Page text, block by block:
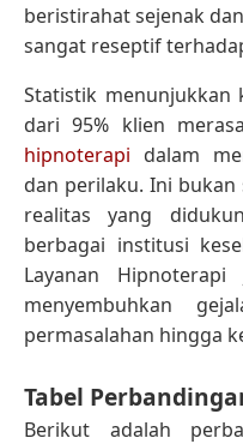
beristirahat sejenak
sangat reseptif
Statistik menunjukkan
dari 95% klien
hipnoterapi dalam
dan perilaku. Ini
realitas yang
berbagai institusi
Layanan
menyembuhkan
permasalahan hingga
Tabel
Berikut adalah